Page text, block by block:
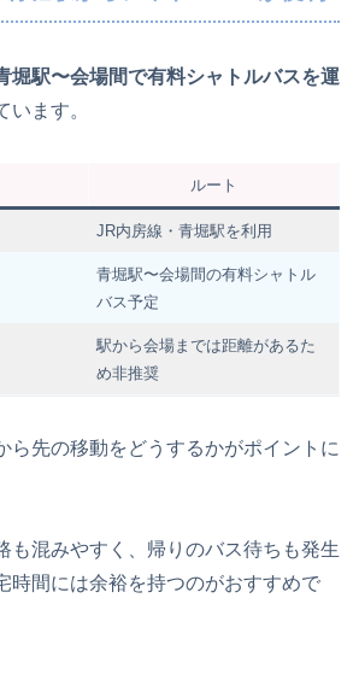
堀駅〜会場間で有料シャトルバスを運
います。
ルート
JR内房線・青堀駅を利用
青堀駅〜会場間の有料シャトル
バス予定
駅から会場までは距離があるた
め非推奨
ら先の移動をどうするかがポイントに
も混みやすく、帰りのバス待ちも発生
時間には余裕を持つのがおすすめで